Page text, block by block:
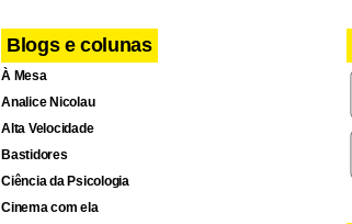
Blogs e colunas
À Mesa
Analice Nicolau
Alta Velocidade
Bastidores
Ciência da Psicologia
Cinema com ela